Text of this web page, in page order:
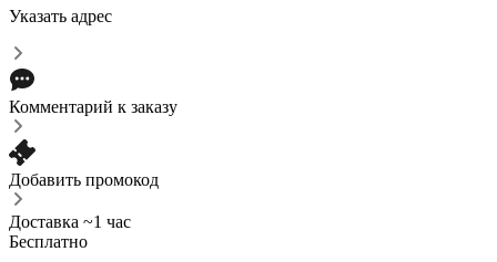
Указать адрес
Комментарий к заказу
Добавить промокод
Доставка ~1 час
Бесплатно